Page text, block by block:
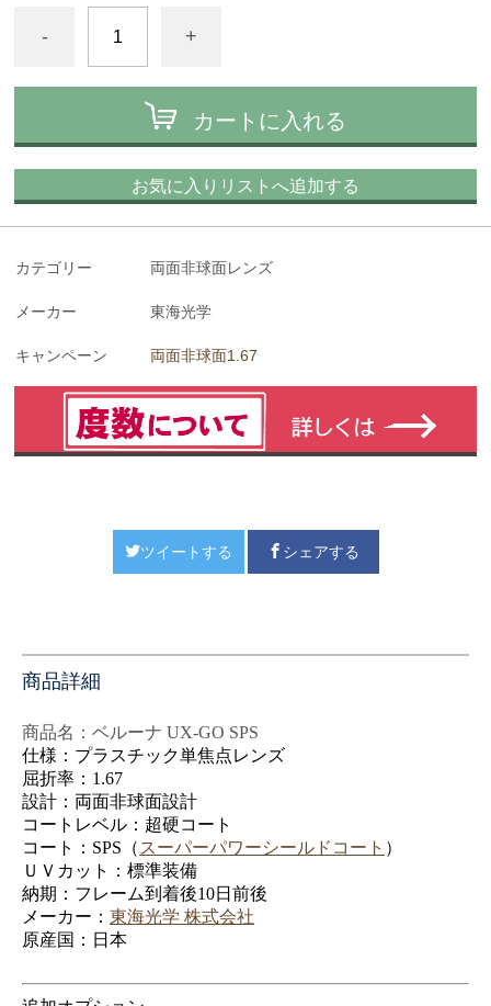
- +
カートに入れる
お気に入りリストへ追加する
カテゴリー 両面非球面レンズ
メーカー 東海光学
キャンペーン 両面非球面1.67
ツイートする シェアする
商品詳細
商品名： ベルーナ UX-GO SPS
仕様：プラスチック単焦点レンズ
屈折率：1.67
設計：両面非球面設計
コートレベル：超硬コート
コート：SPS（スーパーパワーシールドコート ）
ＵＶカット：標準装備
納期：フレーム到着後10日前後
メーカー： 東海光学 株式会社
原産国：日本